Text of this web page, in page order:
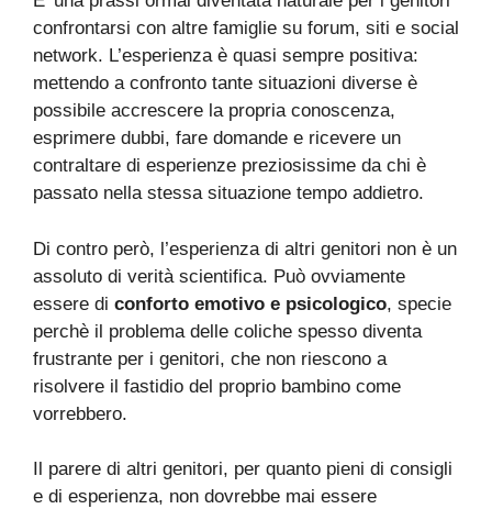
confrontarsi con altre famiglie su forum, siti e social
network. L’esperienza è quasi sempre positiva:
mettendo a confronto tante situazioni diverse è
possibile accrescere la propria conoscenza,
esprimere dubbi, fare domande e ricevere un
contraltare di esperienze preziosissime da chi è
passato nella stessa situazione tempo addietro.
Di contro però, l’esperienza di altri genitori non è un
assoluto di verità scientifica. Può ovviamente
essere di conforto emotivo e psicologico, specie
perchè il problema delle coliche spesso diventa
frustrante per i genitori, che non riescono a
risolvere il fastidio del proprio bambino come
vorrebbero.
Il parere di altri genitori, per quanto pieni di consigli
e di esperienza, non dovrebbe mai essere